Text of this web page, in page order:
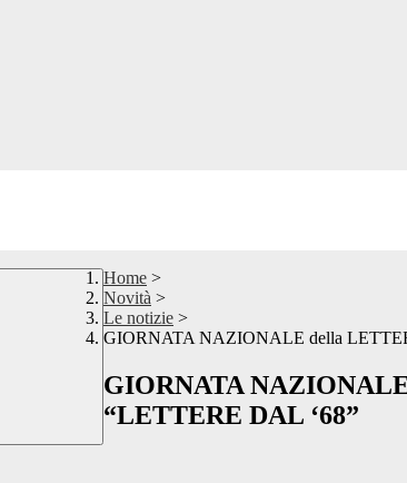
Home >
Novità >
Le notizie >
GIORNATA NAZIONALE della
GIORNATA
“LETTERE DAL ‘68”